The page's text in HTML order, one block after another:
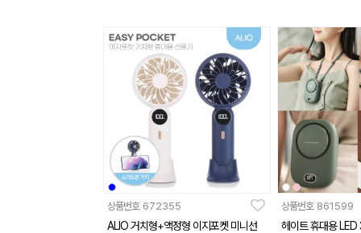
상품번호 672355
ALIO 거치형+액정형 이지포켓 미니선
상품번호 861599
헤이트 휴대용 LED